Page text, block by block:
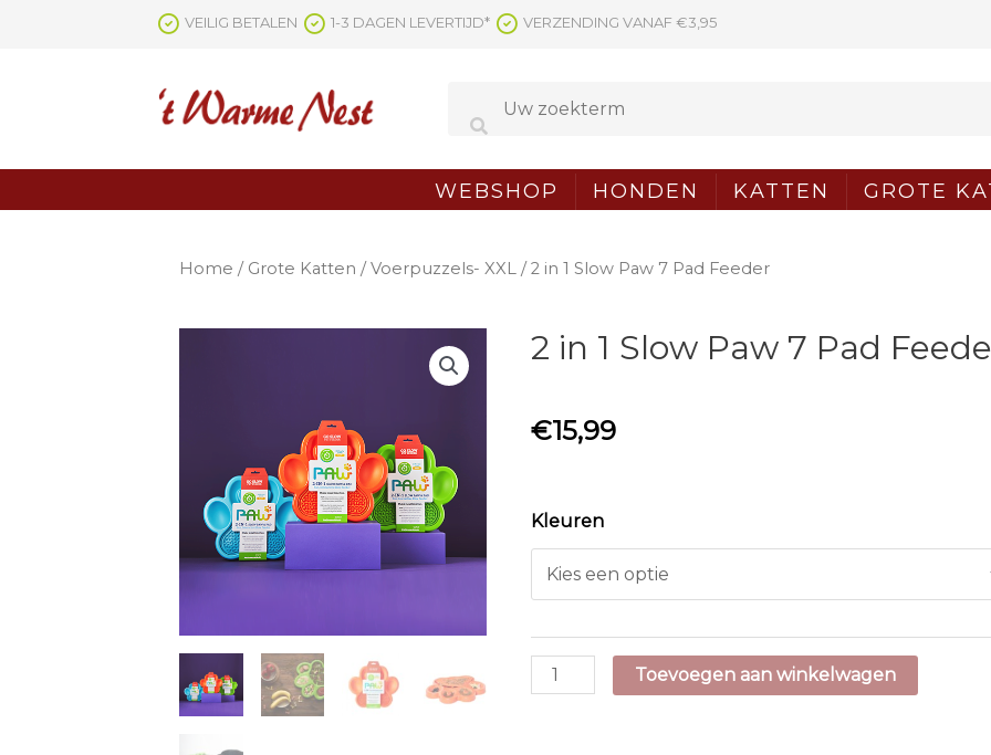
VEILIG BETALEN 1-3 DAGEN LEVERTIJD* VERZENDING VANAF €3,95
WEBSHOP HONDEN KATTEN GROTE
Home / Grote Katten /Voerpuzzels- XXL / 2 in 1 Slow Paw 7 Pad Feeder
2 in 1 Slow Paw 7 Pad
€15,99
Kleuren
Toevoegen aan winkelwagen